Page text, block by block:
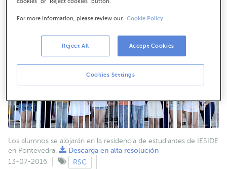
Los alumnos se alojarán en la residencia de estudiantes de IESIDE
en Pontevedra.
Descarga en alta resolución
13-07-2016
RSC
cookies" or "Reject cookies" button.
For more information, please review our Cookie Policy.
Cookies Settings
Reject All Accept Cookies